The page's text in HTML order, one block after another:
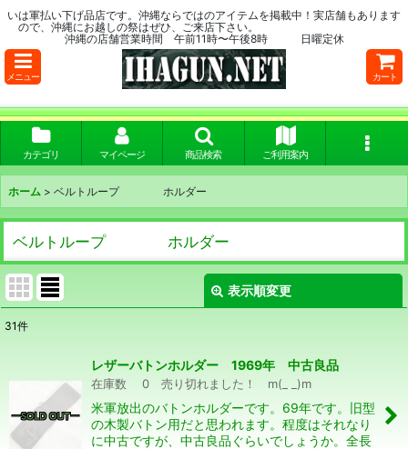
いは軍払い下げ品店です。沖縄ならではのアイテムを掲載中！実店舗もあります
ので、沖縄にお越しの祭はぜひ、ご来店下さい。
沖縄の店舗営業時間 午前11時〜午後8時 日曜定休
メニュー カート
カテゴリ マイページ 商品検索 ご利用案内
ホーム > ベルトループ ホルダー
ベルトループ ホルダー
表示順変更
在庫あり
並び順:
31件
レザーバトンホルダー 1969年 中古良品
在庫数 0 売り切れました！ m(_ _)m
米軍放出のバトンホルダーです。69年です。旧型
の木製バトン用だと思われます。程度はそれなり
に中古ですが、中古良品ぐらいでしょうか。全長